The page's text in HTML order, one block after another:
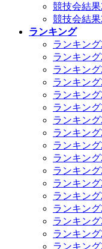
競技会結果
競技会結果
ランキング
ランキング
ランキング
ランキング
ランキング
ランキング
ランキング
ランキング
ランキング
ランキング
ランキング
ランキング
ランキング
ランキング
ランキング
ランキング
ランキング
ランキング